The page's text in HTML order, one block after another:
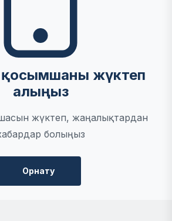
қосымшаны жүктеп
алыңыз
жүктеп, жаңалықтардан
болыңыз
Орнату